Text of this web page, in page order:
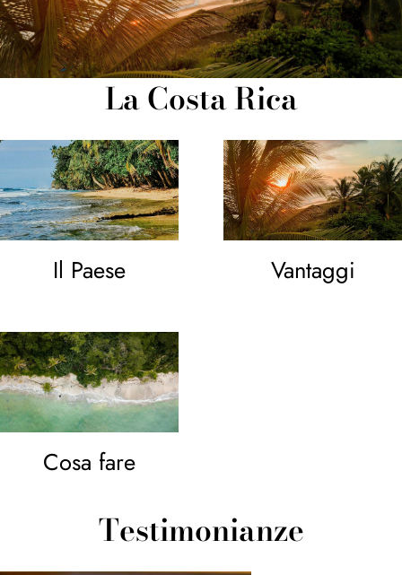
La Costa Rica
Il Paese Vantaggi
Cosa fare
Testimonianze